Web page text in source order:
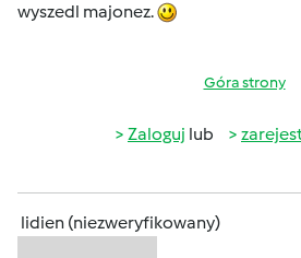
wyszedl majonez.
Góra strony
Zaloguj lub
lidien (niezweryfikowany)